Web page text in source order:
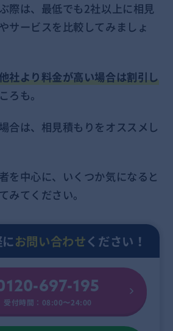
際は、最低でも2社以上に相見
サービスを比較してみましょ
社より料金が高い場合は割引し
ろも。
合は、相見積もりをオススメし
を中心に、いくつか気になると
みてください。
お問い合わせください！
697-195
受付時間：08:00〜24:00